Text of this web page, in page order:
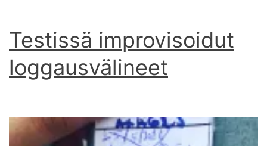
Testissä improvisoidut
loggausvälineet